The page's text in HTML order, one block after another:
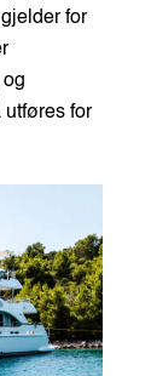
for
utføres for